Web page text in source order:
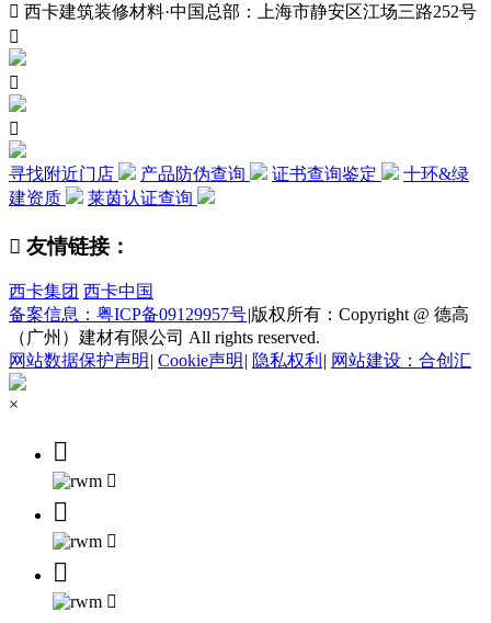
 西卡建筑装修材料·中国总部：上海市静安区江场三路252号



寻找附近门店 产品防伪查询 证书查询鉴定
十环&绿
建资质
莱茵认证查询
 友情链接：
西卡集团 西卡中国
备案信息：粤ICP备09129957号|版权所有：Copyright @ 德高
（广州）建材有限公司 All rights reserved.
网站数据保护声明 | Cookie声明 | 隐私权利 | 网站建设：合创汇
×





